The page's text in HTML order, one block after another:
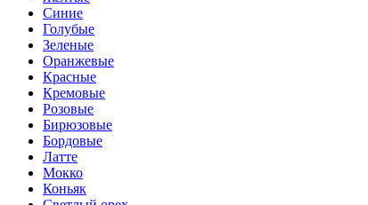
Синие
Голубые
Зеленые
Оранжевые
Красные
Кремовые
Розовые
Бирюзовые
Бордовые
Латте
Мокко
Коньяк